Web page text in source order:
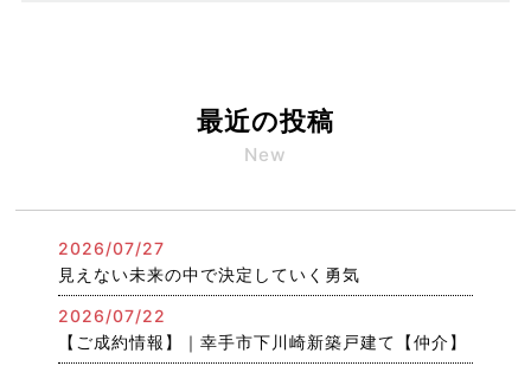
最近の投稿
New
2026/07/27
見えない未来の中で決定していく勇気
2026/07/22
【ご成約情報】｜幸手市下川崎新築戸建て【仲介】